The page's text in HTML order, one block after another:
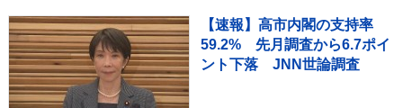
【速報】高市内閣の支持率
59.2% 先月調査から6.7ポイ
ント下落 JNN世論調査